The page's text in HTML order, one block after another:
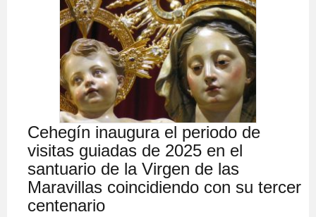
Cehegín inaugura el periodo de
visitas guiadas de 2025 en el
santuario de la Virgen de las
Maravillas coincidiendo con su tercer
centenario